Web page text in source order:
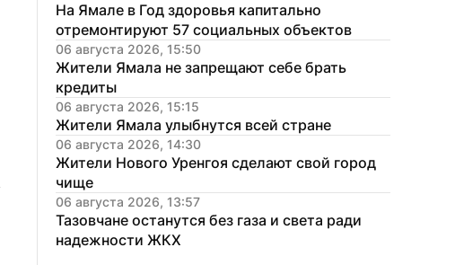
На Ямале в Год здоровья капитально
отремонтируют 57 социальных объектов
06 августа 2026, 15:50
Жители Ямала не запрещают себе брать
кредиты
06 августа 2026, 15:15
Жители Ямала улыбнутся всей стране
06 августа 2026, 14:30
Жители Нового Уренгоя сделают свой город
чище
06 августа 2026, 13:57
Тазовчане останутся без газа и света ради
надежности ЖКХ